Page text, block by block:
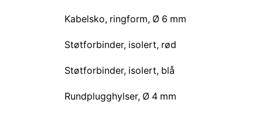
Kabelsko, ringform, Ø 6 mm
Støtforbinder, isolert, rød
Støtforbinder, isolert, blå
Rundplugghylser, Ø 4 mm